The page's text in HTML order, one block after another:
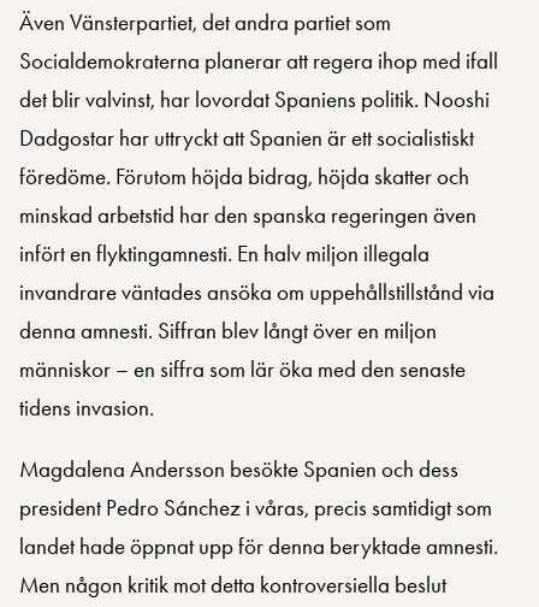
Även Vänsterpartiet, det andra partiet som
Socialdemokraterna planerar att regera ihop med ifall
det blir valvinst, har lovordat Spaniens politik. Nooshi
Dadgostar har uttryckt att Spanien är ett socialistiskt
föredöme. Förutom höjda bidrag, höjda skatter och
minskad arbetstid har den spanska regeringen även
infört en flyktingamnesti. En halv miljon illegala
invandrare väntades ansöka om uppehållstillstånd via
denna amnesti. Siffran blev långt över en miljon
människor – en siffra som lär öka med den senaste
tidens invasion.
Magdalena Andersson besökte Spanien och dess
president Pedro Sánchez i våras, precis samtidigt som
landet hade öppnat upp för denna beryktade amnesti.
Men någon kritik mot detta kontroversiella beslut